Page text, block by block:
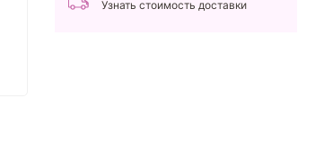
Узнать стоимость доставки